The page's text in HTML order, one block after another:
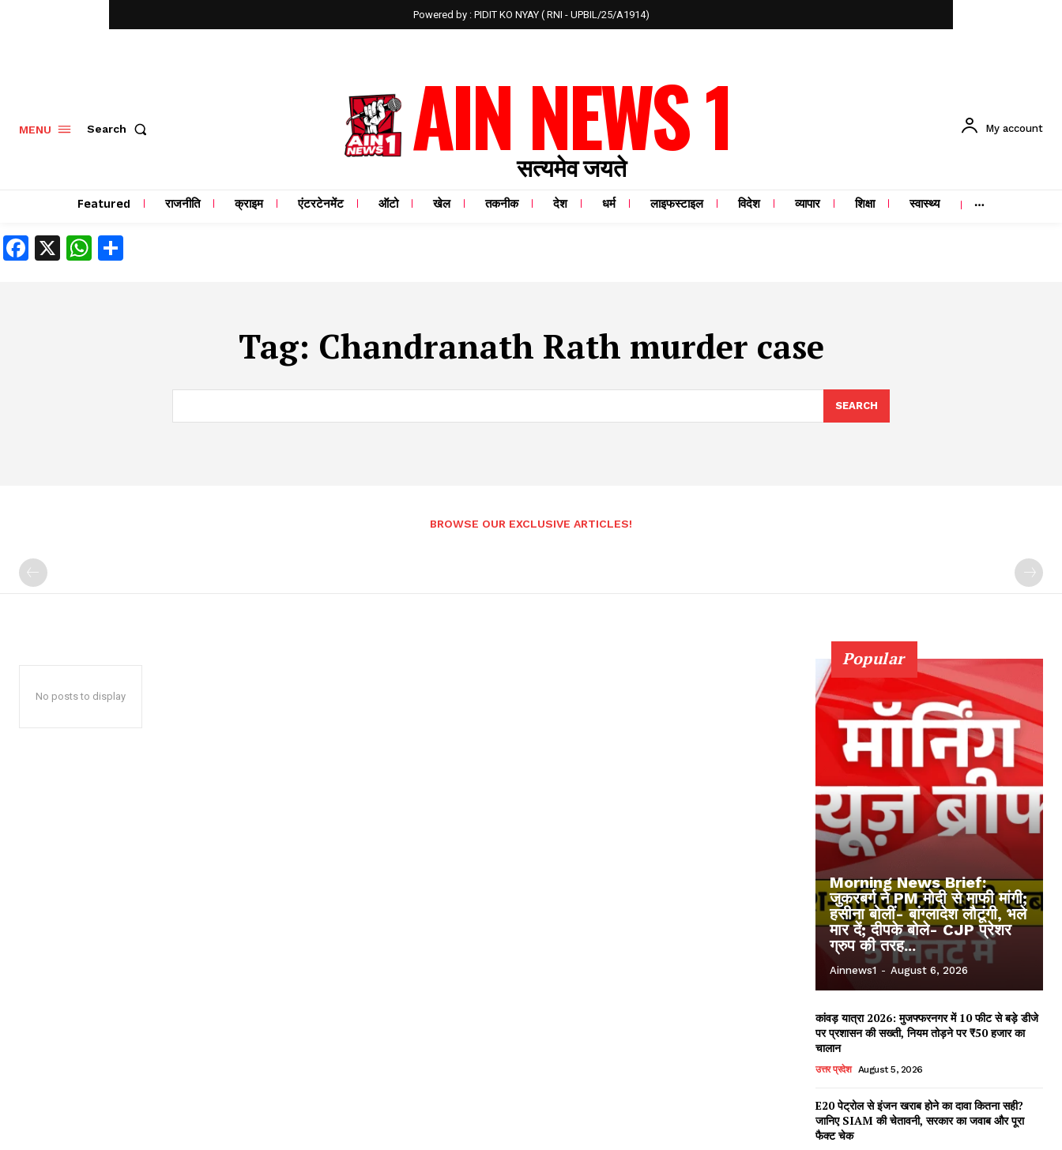
Powered by : PIDIT KO NYAY ( RNI - UPBIL/25/A1914)
MENU Search AIN NEWS 1
सत्यमेव जयते
My account
Featured राजनीति क्राइम एंटरटेनमेंट ऑटो खेल तकनीक देश धर्म लाइफस्टाइल विदेश व्यापार शिक्षा स्वास्थ्य
Facebook
X WhatsApp
Tag: Chandranath Rath murder case
SEARCH
BROWSE OUR EXCLUSIVE ARTICLES!
No posts to display
Popular
Morning News Brief:
जुकरबर्ग ने PM मोदी से माफी मांगी;
हसीना बोलीं- बांग्लादेश लौटूंगी, भले
मार दें; दीपके बोले- CJP प्रेशर
ग्रुप की तरह...
Ainnews1 - August 6, 2026
कांवड़ यात्रा 2026: मुजफ्फरनगर में 10 फीट से बड़े डीजे
पर प्रशासन की सख्ती, नियम तोड़ने पर ₹50 हजार का
चालान
उत्तर प्रदेश August 5, 2026
E20 पेट्रोल से इंजन खराब होने का दावा कितना सही?
जानिए SIAM की चेतावनी, सरकार का जवाब और पूरा
फैक्ट चेक